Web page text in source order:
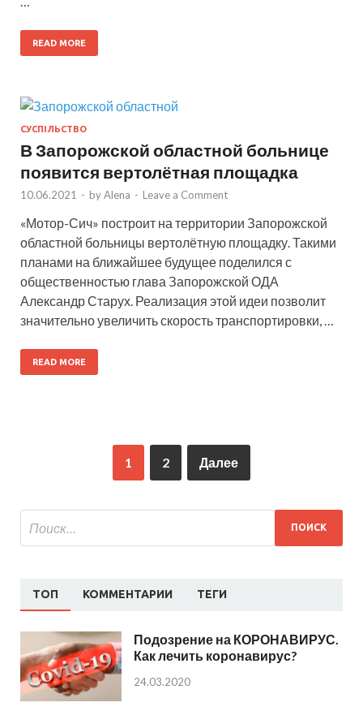
READ MORE
СУСПІЛЬСТВО
В Запорожской областной больнице
появится вертолётная площадка
10.06.2021 - byAlena - Leave a Comment
«Мотор-Сич» построит на территории Запорожской
областной больницы вертолётную площадку. Такими
планами на ближайшее будущее поделился с
общественностью глава Запорожской ОДА
Александр Старух. Реализация этой идеи позволит
значительно увеличить скорость транспортировки, …
READ MORE
1 2 Далее
ТОП КОММЕНТАРИИ ТЕГИ
Подозрение на КОРОНАВИРУС.
Как лечить коронавирус?
24.03.2020